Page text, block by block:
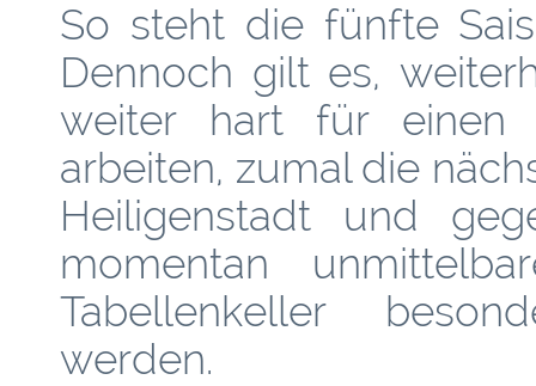
So steht die fünfte
Dennoch gilt es,
weiter hart für einen
arbeiten, zumal die
Heiligenstadt und
momentan
Tabellenkeller
werden.